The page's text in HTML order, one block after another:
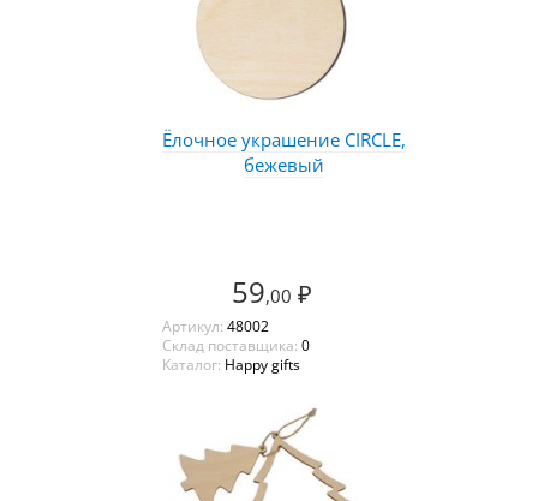
Ёлочное украшение CIRCLE,
бежевый
59,00 ₽
Артикул: 48002
Склад поставщика: 0
Каталог: Happy gifts